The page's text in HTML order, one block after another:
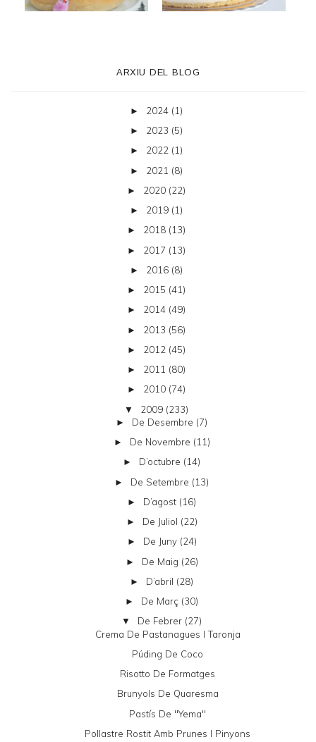
ARXIU DEL BLOG
► 2024 (1)
► 2023 (5)
► 2022 (1)
► 2021 (8)
► 2020 (22)
► 2019 (1)
► 2018 (13)
► 2017 (13)
► 2016 (8)
► 2015 (41)
► 2014 (49)
► 2013 (56)
► 2012 (45)
► 2011 (80)
► 2010 (74)
▼ 2009 (233)
► De Desembre (7)
► De Novembre (11)
► D’octubre (14)
► De Setembre (13)
► D’agost (16)
► De Juliol (22)
► De Juny (24)
► De Maig (26)
► D’abril (28)
► De Març (30)
▼ De Febrer (27)
Crema De Pastanagues I Taronja
Púding De Coco
Risotto De Formatges
Brunyols De Quaresma
Pastís De "yema"
Pollastre Rostit Amb Prunes I Pinyons